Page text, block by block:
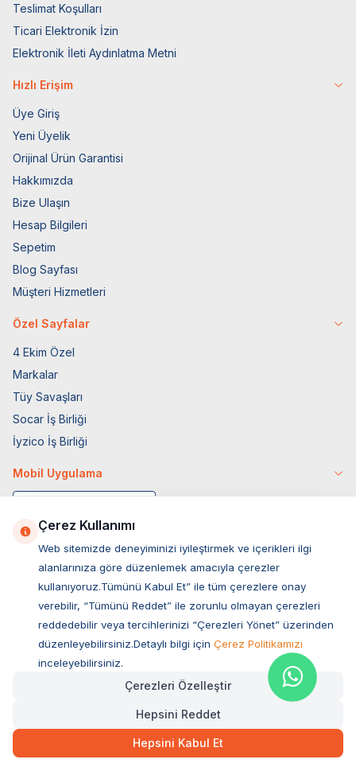
4.500,00TL Hızlı Teslimat
SEPETE EKLE
Teslimat Koşulları
Ticari Elektronik İzin
Elektronik İleti Aydınlatma Metni
Hızlı Erişim
Üye Giriş
Yeni Üyelik
Orijinal Ürün Garantisi
Hakkımızda
Bize Ulaşın
Hesap Bilgileri
Sepetim
Blog Sayfası
Müşteri Hizmetleri
Özel Sayfalar
4 Ekim Özel
Markalar
Tüy Savaşları
Socar İş Birliği
İyzico İş Birliği
Mobil Uygulama
Müşteri Hizmetleri
Sıkça Sorulan Sorular
Ovacık Mah. Hacıoğlu Sok. No:13 Başiskele / KOCAELİ
Müşteri Destek Hattı
Çerez Kullanımı
Web sitemizde deneyiminizi iyileştirmek ve içerikleri ilgi
alanlarınıza göre düzenlemek amacıyla çerezler
kullanıyoruz.Tümünü Kabul Et” ile tüm çerezlere onay
verebilir, “Tümünü Reddet” ile zorunlu olmayan çerezleri
reddedebilir veya tercihlerinizi “Çerezleri Yönet” üzerinden
düzenleyebilirsiniz.Detaylı bilgi için Çerez Politikamızı
inceleyebilirsiniz.
Çerezleri Özelleştir
Hepsini Reddet
Hepsini Kabul Et